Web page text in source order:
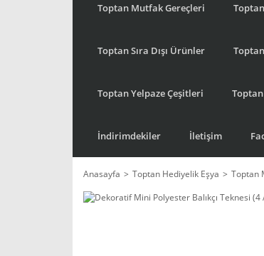
Toptan Mutfak Gereçleri
Toptan Sıra Dışı Ürünler
Toptan Yelpaze Çeşitleri
İndirimdekiler İletişim
Anasayfa Toptan Hediyelik Eşya Toptan